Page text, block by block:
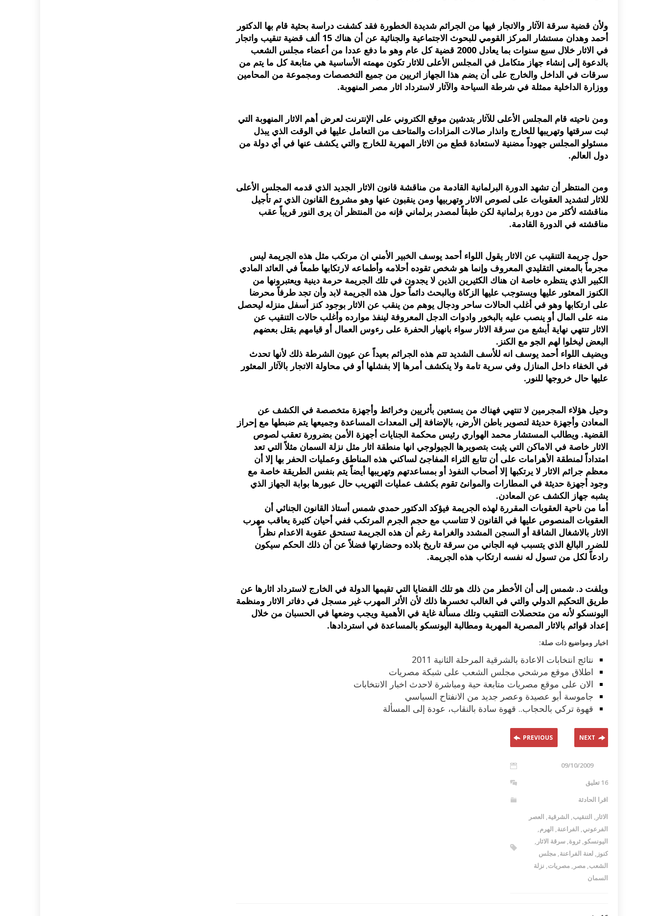
ولأن قضية سرقة الآثار والاتجار فيها من الجرائم شديدة الخطورة فقد كشفت دراسة بحثية قام بها الدكتور
أحمد وهدان مستشار المركز القومي للبحوث الاجتماعية والجنائية عن أن هناك 15 ألف قضية تنقيب واتجار
في الاثار خلال سبع سنوات بما يعادل 2000 قضية كل عام وهو ما دفع عددا من أعضاء مجلس الشعب
بالدعوة إلى إنشاء جهاز متكامل في المجلس الأعلى للاثار تكون مهمته الأساسية هي متابعة كل ما يتم من
سرقات في الداخل والخارج على أن يضم هذا الجهاز اثريين من جميع التخصصات ومجموعة من المحامين
ووزارة الداخلية ممثلة في شرطة السياحة والآثار لاسترداد اثار مصر المنهوبة.
ومن ناحيته قام المجلس الأعلى للآثار بتدشين موقع الكتروني على الإنترنت لعرض أهم الاثار المنهوبة التي
ثبت سرقتها وتهريبها للخارج وانذار صالات المزادات والمتاحف من التعامل عليها في الوقت الذي يبذل
مسئولو المجلس جهوداً مضنية لاستعادة قطع من الاثار المهربة للخارج والتي يكشف عنها في أي دولة من
دول العالم.
ومن المنتظر أن تشهد الدورة البرلمانية القادمة من مناقشة قانون الاثار الجديد الذي قدمه المجلس الأعلى
للاثار لتشديد العقوبات على لصوص الاثار وتهربيها ومن ينقبون عنها وهو مشروع القانون الذي تم تأجيل
مناقشته لأكثر من دورة برلمانية لكن طبقاً لمصدر برلماني فإنه من المنتظر أن يرى النور قريباً عقب
مناقشته في الدورة القادمة.
حول جريمة التنقيب عن الاثار يقول اللواء أحمد يوسف الخبير الأمني ان مرتكب مثل هذه الجريمة ليس
مجرماً بالمعني التقليدي المعروف وإنما هو شخص تقوده أحلامه وأطماعه لارتكابها طمعاً في العائد المادي
الكبير الذي ينتظره خاصة ان هناك الكثيرين الذين لا يجدون في تلك الجريمة حرمة دينية ويعتبرونها من
الكنوز المعثور عليها ويستوجب عليها الزكاة وبالبحث دائماً حول هذه الجريمة لابد وأن تجد طرفاً محرضا
على ارتكابها وهو في أغلب الحالات ساحر ودجال يوهم من ينقب عن الاثار بوجود كنز أسفل منزله ليحصل
منه على المال أو ينصب عليه بالبخور وادوات الدجل المعروفة لينفذ موارده وأغلب حالات التنقيب عن
الاثار تنتهي نهاية أبشع من سرقة الاثار سواء بانهيار الحفرة على رءوس العمال أو قيامهم بقتل بعضهم
البعض ليخلوا لهم الجو مع الكنز.
ويضيف اللواء أحمد يوسف انه للأسف الشديد تتم هذه الجرائم بعيداً عن عيون الشرطة ذلك لأنها تحدث
في الخفاء داخل المنازل وفي سرية تامة ولا ينكشف أمرها إلا بفشلها أو في محاولة الاتجار بالآثار المعثور
عليها حال خروجها للنور.
وحيل هؤلاء المجرمين لا تنتهي فهناك من يستعين بأثريين وخرائط وأجهزة متخصصة في الكشف عن
المعادن وأجهزة حديثة لتصوير باطن الأرض، بالإضافة إلى المعدات المساعدة وجميعها يتم ضبطها مع إحراز
القضية. ويطالب المستشار محمد الهواري رئيس محكمة الجنايات أجهزة الأمن بضرورة تعقب لصوص
الاثار خاصة في الاماكن التي يثبت بتصويرها الجيولوجي انها منطقة اثار مثل نزلة السمان مثلاً التي تعد
امتداداً لمنطقة الأهرامات على أن تتابع الثراء المفاجئ لساكني هذه المناطق وعمليات الحفر بها إلا أن
معظم جرائم الاثار لا يرتكبها إلا أصحاب النفوذ أو بمساعدتهم وتهريبها أيضاً يتم بنفس الطريقة خاصة مع
وجود أجهزة حديثة في المطارات والموانئ تقوم بكشف عمليات التهريب حال عبورها بوابة الجهاز الذي
يشبه جهاز الكشف عن المعادن.
أما من ناحية العقوبات المقررة لهذه الجريمة فيؤكد الدكتور حمدي شمس أستاذ القانون الجنائي أن
العقوبات المنصوص عليها في القانون لا تتناسب مع حجم الجرم المرتكب ففي أحيان كثيرة يعاقب مهرب
الاثار بالاشغال الشاقة أو السجن المشدد والغرامة رغم أن هذه الجريمة تستحق عقوبة الاعدام نظراً
للضرر البالغ الذي يتسبب فيه الجاني من سرقة تاريخ بلاده وحضارتها فضلاً عن أن ذلك الحكم سيكون
رادعاً لكل من تسول له نفسه ارتكاب هذه الجريمة.
ويلفت د. شمس إلى أن الأخطر من ذلك هو تلك القضايا التي تقيمها الدولة في الخارج لاسترداد اثارها عن
طريق التحكيم الدولي والتي في الغالب تخسرها ذلك لأن الأثر المهرب غير مسجل في دفاتر الاثار ومنظمة
اليونسكو لأنه من متحصلات التنقيب وتلك مسألة غاية في الأهمية ويجب وضعها في الحسبان من خلال
إعداد قوائم بالاثار المصرية المهربة ومطالبة اليونسكو بالمساعدة في استردادها.
اخبار ومواضيع ذات صلة:
نتائج انتخابات الاعادة بالشرقية المرحلة الثانية 2011
اطلاق موقع مرشحي مجلس الشعب على شبكة مصريات
الان على موقع مصريات متابعة حية ومباشرة لاحدث اخبار الانتخابات
جاموسة أبو عصيدة وعصر جديد من الانفتاح السياسي
قهوة تركي بالحجاب.. قهوة سادة بالنقاب، عودة إلى المسألة
PREVIOUS NEXT
09/10/2009
16 تعليق
اقرا الحادثة
الاثار , التنقيب, الشرقية, العصر
الفرعوني, الفراعنة, الهرم,
اليونسكو, ثروة, سرقة الاثار ,
كنوز , لعنة الفراعنة, مجلس
الشعب, مصر , مصريات, نزلة
السمان